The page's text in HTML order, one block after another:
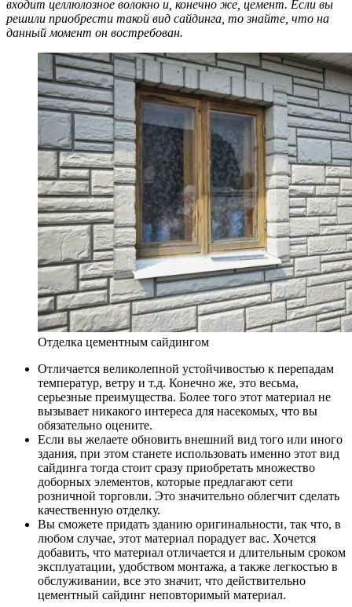
входит целлюлозное волокно и, конечно же, цемент. Если вы
решили приобрести такой вид сайдинга, то знайте, что на
данный момент он востребован.
Отделка цементным сайдингом
Отличается великолепной устойчивостью к перепадам
температур, ветру и т.д. Конечно же, это весьма,
серьезные преимущества. Более того этот материал не
вызывает никакого интереса для насекомых, что вы
обязательно оцените.
Если вы желаете обновить внешний вид того или иного
здания, при этом станете использовать именно этот вид
сайдинга тогда стоит сразу приобретать множество
доборных элементов, которые предлагают сети
розничной торговли. Это значительно облегчит сделать
качественную отделку.
Вы сможете придать зданию оригинальности, так что, в
любом случае, этот материал порадует вас. Хочется
добавить, что материал отличается и длительным сроком
эксплуатации, удобством монтажа, а также легкостью в
обслуживании, все это значит, что действительно
цементный сайдинг неповторимый материал.